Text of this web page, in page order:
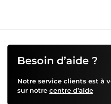
Besoin d’aide ?
Notre service clients est à
sur notre centre d’aide